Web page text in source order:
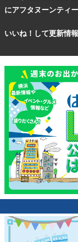
にアフタヌーンティ
いいね！して更新情
サイトについて